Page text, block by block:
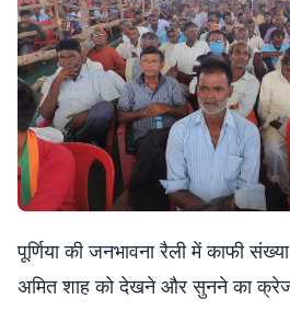
पूर्णिया की जनभावना रैली में काफी
अमित शाह को देखने और सुनने का